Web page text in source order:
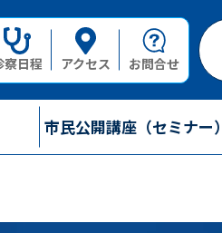
察日程 アクセス お問合せ
市民公開講座（セミナー）